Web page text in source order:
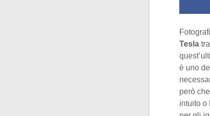
Tesla
è uno
però
intuito o